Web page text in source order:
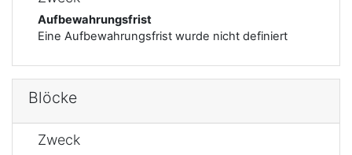
Aufbewahrungsfrist
Eine Aufbewahrungsfrist wurde nicht definiert
Blöcke
Zweck